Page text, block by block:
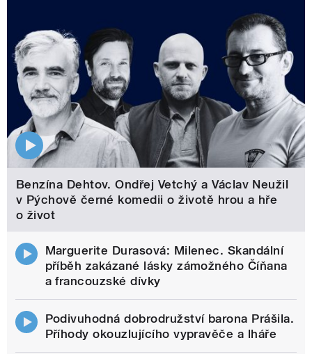
Benzína Dehtov. Ondřej Vetchý a Václav Neužil
v Pýchově černé komedii o životě hrou a hře
o život
Marguerite Durasová: Milenec. Skandální
příběh zakázané lásky zámožného Číňana
a francouzské dívky
Podivuhodná dobrodružství barona Prášila.
Příhody okouzlujícího vypravěče a lháře